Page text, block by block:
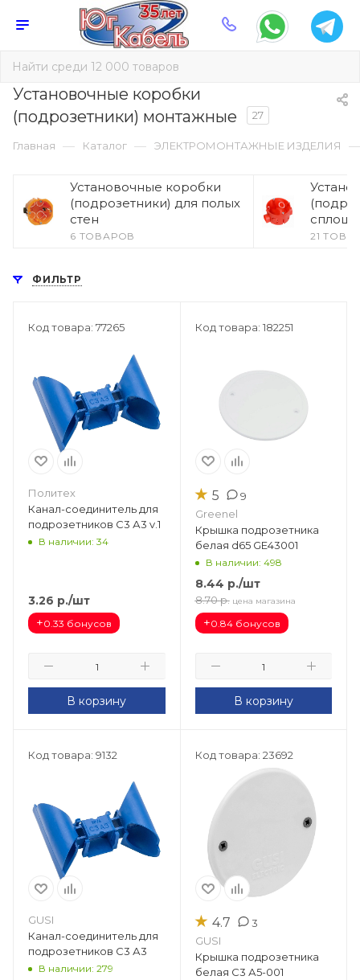
Установочные коробки
(подрозетники) монтажные
27
Главная — Каталог — ЭЛЕКТРОМОНТАЖНЫЕ ИЗДЕЛИЯ —
Установочные коробки
(подрозетники) для полых
стен
6 ТОВАРОВ 21
ФИЛЬТР
Код товара: 77265
Политех
Канал-соединитель для
подрозетников С3 А3 v.1
В наличии: 34
3.26 р./шт
+0.33 бонусов
В корзину
Код товара: 182251
★ 5 9
Greenel
Крышка подрозетника
белая d65 GE43001
В наличии: 498
8.44 р./шт
8.70 р. цена магазина
+0.84 бонусов
В корзину
Код товара: 9132
GUSI
Канал-соединитель для
подрозетников С3 А3
В наличии: 279
Код товара: 23692
★ 4.7 3
GUSI
Крышка подрозетника
белая С3 А5-001